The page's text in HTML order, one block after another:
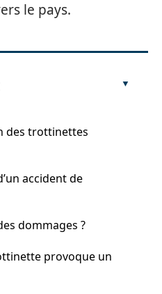
le pays.
des trottinettes
accident de
dommages ?
provoque un